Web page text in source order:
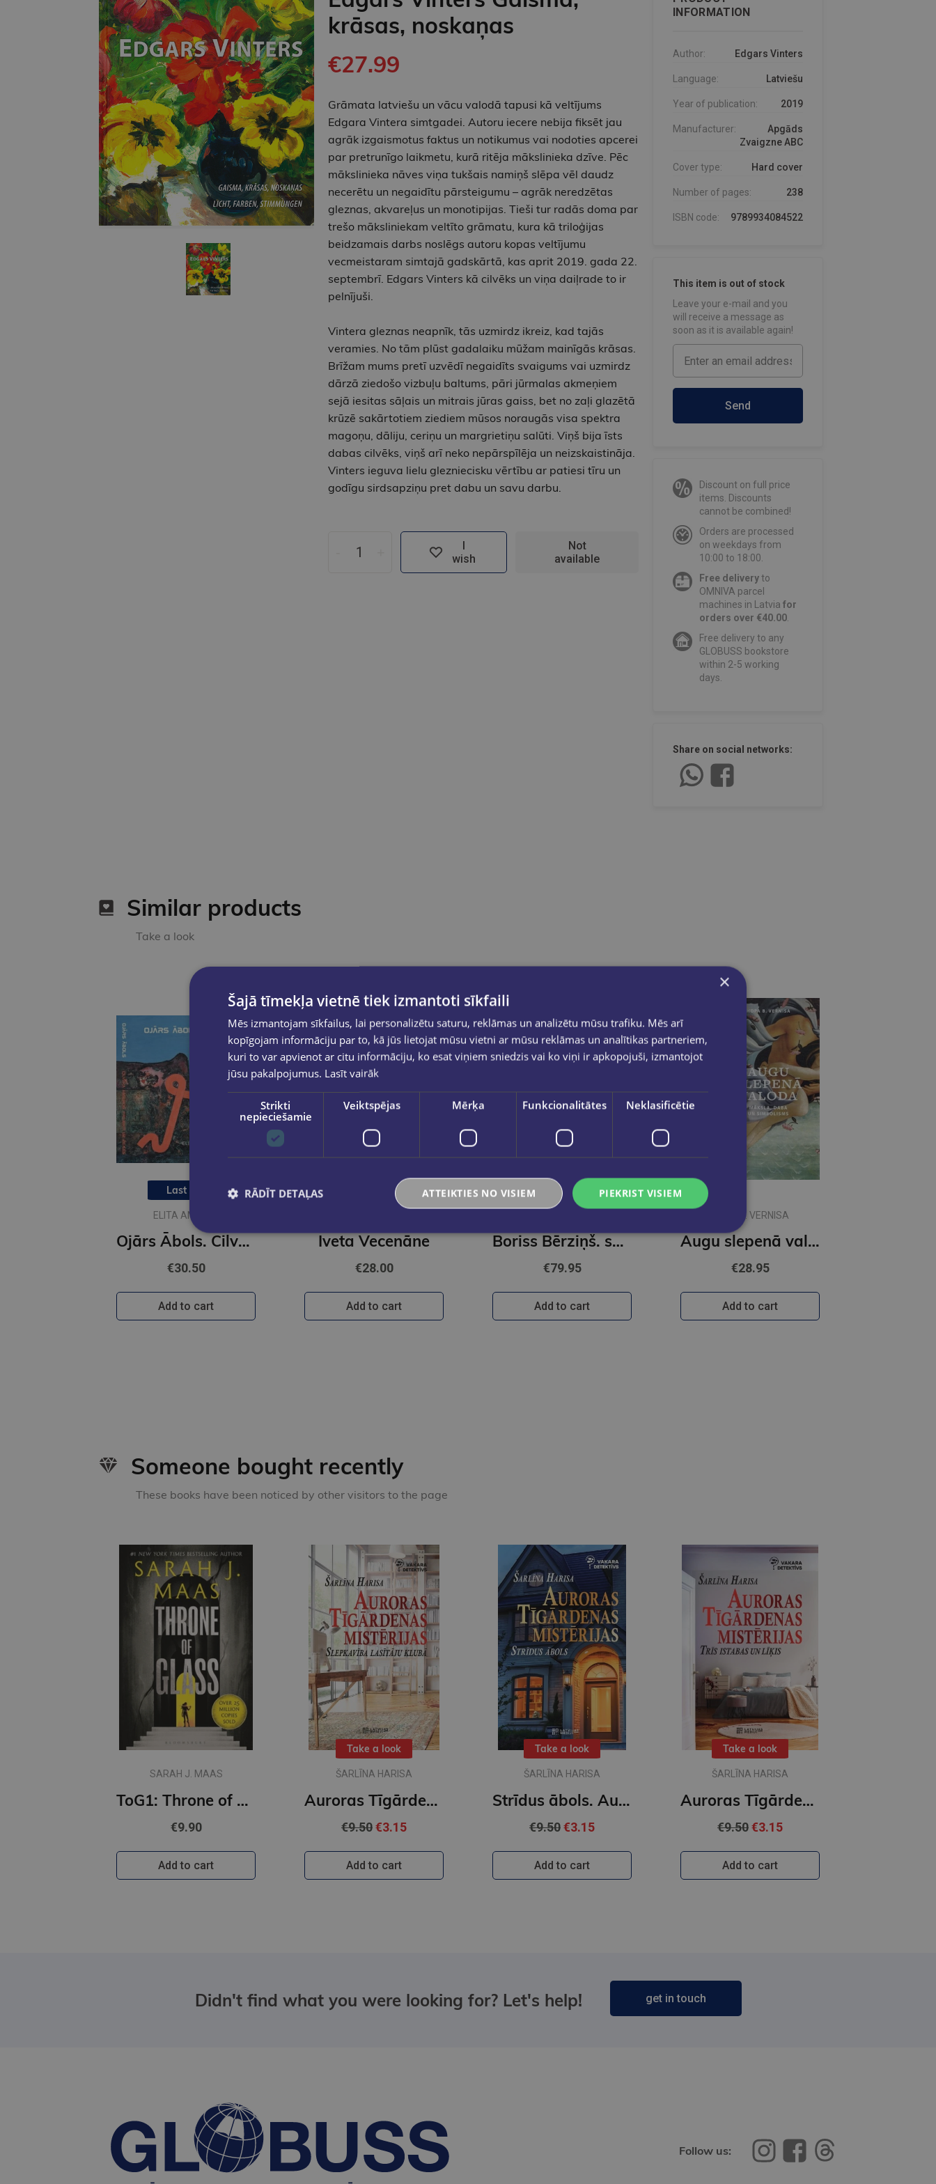
krāsas, noskaņas
€27.99
Grāmata latviešu un vācu valodā tapusi kā veltījums
Edgara Vintera simtgadei. Autoru iecere nebija fiksēt jau
agrāk izgaismotus faktus un notikumus vai nodoties apcerei
par pretrunīgo laikmetu, kurā ritēja mākslinieka dzīve. Pēc
mākslinieka nāves viņa tukšais namiņš slēpa vēl daudz
necerētu un negaidītu pārsteigumu – agrāk neredzētas
gleznas, akvareļus un monotipijas. Tieši tur radās doma par
trešo māksliniekam veltīto grāmatu, kura kā triloģijas
beidzamais darbs noslēgs autoru kopas veltījumu
vecmeistaram simtajā gadskārtā, kas aprit 2019. gada 22.
septembrī. Edgars Vinters kā cilvēks un viņa daiļrade to ir
pelnījuši.
Vintera gleznas neapnīk, tās uzmirdz ikreiz, kad tajās
veramies. No tām plūst gadalaiku mūžam mainīgās krāsas.
Brīžam mums pretī uzvēdī negaidīts svaigums vai uzmirdz
dārzā ziedošo vizbuļu baltums, pāri jūrmalas akmeņiem
sejā iesitas sāļais un mitrais jūras gaiss, bet no zaļi glazētā
krūzē sakārtotiem ziediem mūsos noraugās visa spektra
magoņu, dāliju, ceriņu un margrietiņu salūti. Viņš bija īsts
dabas cilvēks, viņš arī neko nepārspīlēja un neizskaistināja.
Vinters ieguva lielu glezniecisku vērtību ar patiesi tīru un
godīgu sirdsapziņu pret dabu un savu darbu.
wish
Not
available
INFORMATION
Author: Edgars Vinters
Language: Latviešu
Year of publication: 2019
Manufacturer:
Apgāds
Zvaigzne ABC
Cover type: Hard cover
Number of pages: 238
ISBN code: 9789934084522
This item is out of stock
Leave your e-mail and you
will receive a message as
soon as it is available again!
Send
Discount on full price
items. Discounts
cannot be combined!
Orders are processed
on weekdays from
10:00 to 18:00.
Free deliveryto
OMNIVA parcel
machines in Latvia for
orders over €40.00.
Free delivery to any
GLOBUSS bookstore
within 2-5 working
days.
Share on social networks:
Similar products
Take a look
Last one
ELITA ANSONE
Ojārs Ābols. Cilvēka absurdie projekti uz zemes
€30.50
Add to cart
Iveta Vecenāne
€28.00
Add to cart
Last one
Boriss Bērziņš. sarunas un zīmējumi
€79.95
Add to cart
HOPA B. VERNISA
Augu slepenā valoda
€28.95
Add to cart
Someone bought recently
These books have been noticed by other visitors to the page
SARAH J. MAAS
ToG1: Throne of Glass: From the best-selling author of A Court of Thorns and Roses
€9.90
Add to cart
Take a look
ŠARLĪNA HARISA
Auroras Tīgārdenas mistērijas. Slepkavība lasītāju klubā. Vakara detektīvs
€9.50€3.15
Add to cart
Take a look
ŠARLĪNA HARISA
Strīdus ābols. Auroras Tīgārdenas mistērijas
€9.50€3.15
Add to cart
Take a look
ŠARLĪNA HARISA
Auroras Tīgārdenas mistērijas. Trīs istabas un līķis
€9.50€3.15
Add to cart
Didn't find what you were looking for? Let's help! get in touch
Follow us:
×
Šajā tīmekļa vietnē tiek izmantoti sīkfaili
Mēs izmantojam sīkfailus, lai personalizētu saturu, reklāmas un analizētu mūsu trafiku. Mēs arī
kopīgojam informāciju par to, kā jūs lietojat mūsu vietni ar mūsu reklāmas un analītikas partneriem,
kuri to var apvienot ar citu informāciju, ko esat viņiem sniedzis vai ko viņi ir apkopojuši, izmantojot
jūsu pakalpojumus. Lasīt vairāk
Strikti
nepieciešamie
Veiktspējas Mērķa Funkcionalitātes Neklasificētie
PIEKRIST VISIEM
ATTEIKTIES NO VISIEM
RĀDĪT DETAĻAS